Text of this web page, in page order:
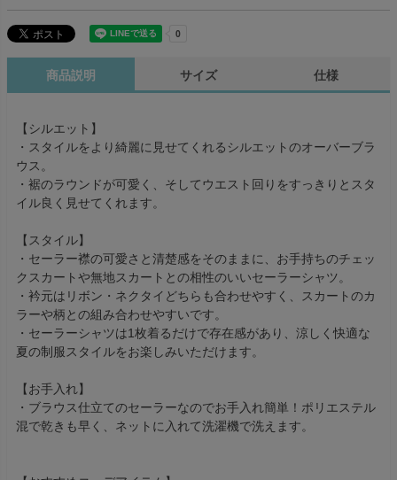
商品説明 サイズ 仕様
【シルエット】
・スタイルをより綺麗に見せてくれるシルエットのオーバーブラ
ウス。
・裾のラウンドが可愛く、そしてウエスト回りをすっきりとスタ
イル良く見せてくれます。
【スタイル】
・セーラー襟の可愛さと清楚感をそのままに、お手持ちのチェッ
クスカートや無地スカートとの相性のいいセーラーシャツ。
・衿元はリボン・ネクタイどちらも合わせやすく、スカートのカ
ラーや柄との組み合わせやすいです。
・セーラーシャツは1枚着るだけで存在感があり、涼しく快適な
夏の制服スタイルをお楽しみいただけます。
【お手入れ】
・ブラウス仕立てのセーラーなのでお手入れ簡単！ポリエステル
混で乾きも早く、ネットに入れて洗濯機で洗えます。